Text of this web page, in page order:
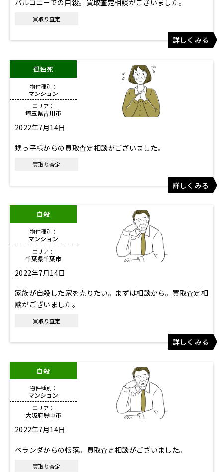
バルコニーでの自殺。買取査定相談がございました。
買取り査定
詳しくみる
孤独死
物件種別：
マンション
エリア：
埼玉県吉川市
2022年7月14日
甥っ子様からの買取査定相談がございました。
買取り査定
詳しくみる
自殺
物件種別：
マンション
エリア：
千葉県千葉市
2022年7月14日
家族が自殺した家を売りたい。まずは相談から。買取査定相
談がございました。
買取り査定
詳しくみる
自殺
物件種別：
マンション
エリア：
大阪府豊中市
2022年7月14日
ベランダからの転落。買取査定相談がございました。
買取り査定